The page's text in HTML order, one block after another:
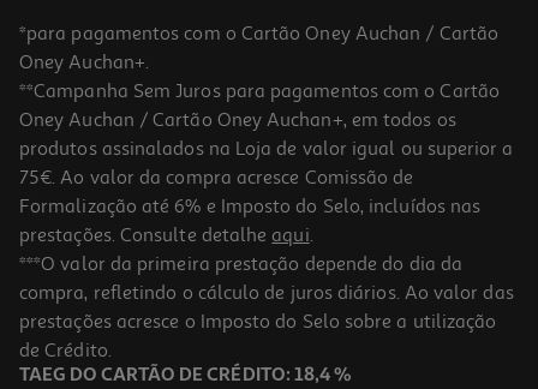
*para pagamentos com o Cartão Oney Auchan / Cartão
Oney Auchan+.
**Campanha Sem Juros para pagamentos com o Cartão
Oney Auchan / Cartão Oney Auchan+, em todos os
produtos assinalados na Loja de valor igual ou superior a
75€. Ao valor da compra acresce Comissão de
Formalização até 6% e Imposto do Selo, incluídos nas
prestações. Consulte detalhe aqui.
***O valor da primeira prestação depende do dia da
compra, refletindo o cálculo de juros diários. Ao valor das
prestações acresce o Imposto do Selo sobre a utilização
de Crédito.
TAEG DO CARTÃO DE CRÉDITO: 18,4 %